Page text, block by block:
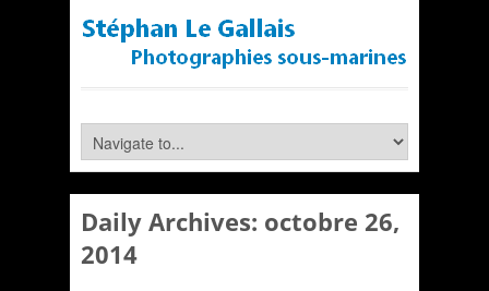
Daily Archives: octobre 26,
2014